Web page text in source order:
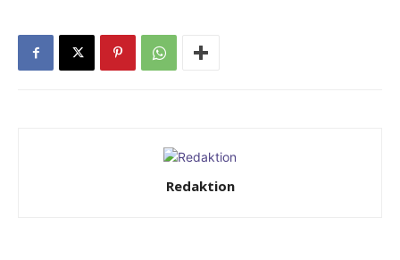
Redaktion